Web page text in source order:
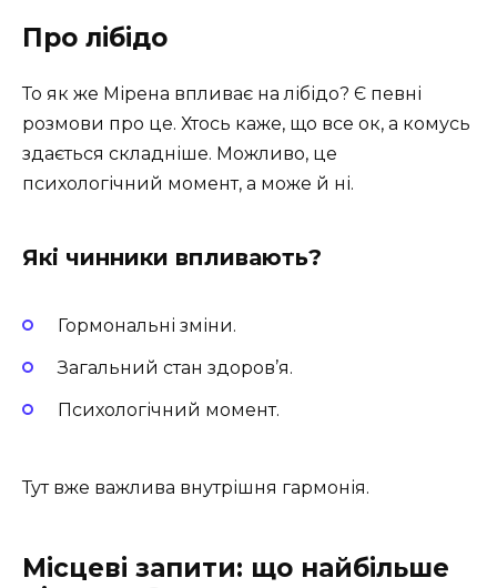
Про лібідо
То як же Мірена впливає на лібідо? Є певні
розмови про це. Хтось каже, що все ок, а комусь
здається складніше. Можливо, це
психологічний момент, а може й ні.
Які чинники впливають?
Гормональні зміни.
Загальний стан здоров’я.
Психологічний момент.
Тут вже важлива внутрішня гармонія.
Місцеві запити: що найбільше